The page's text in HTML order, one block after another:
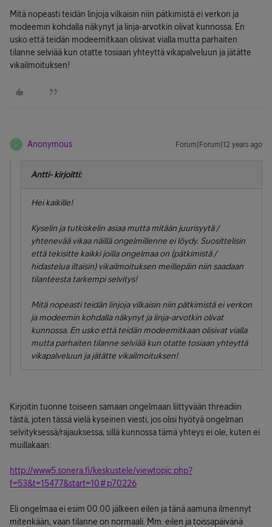
Mitä nopeasti teidän linjoja vilkaisin niin pätkimistä ei verkon ja
modeemin kohdalla näkynyt ja linja-arvotkin olivat kunnossa. En
usko että teidän modeemitkaan olisivat vialla mutta parhaiten
tilanne selviää kun otatte tosiaan yhteyttä vikapalveluun ja jätätte
vikailmoituksen!
A Anonymous Forum|Forum|12 years ago
Antti- kirjoitti:
Hei kaikille!
Kyselin ja tutkiskelin asiaa mutta mitään juurisyytä /
yhtenevää vikaa näillä ongelmillenne ei löydy. Suosittelisin
että tekisitte kaikki joilla ongelmaa on (pätkimistä /
hidastelua iltaisin) vikailmoituksen meillepäin niin saadaan
tilanteesta tarkempi selvitys!
Mitä nopeasti teidän linjoja vilkaisin niin pätkimistä ei verkon
ja modeemin kohdalla näkynyt ja linja-arvotkin olivat
kunnossa. En usko että teidän modeemitkaan olisivat vialla
mutta parhaiten tilanne selviää kun otatte tosiaan yhteyttä
vikapalveluun ja jätätte vikailmoituksen!
Kirjoitin tuonne toiseen samaan ongelmaan liittyvään threadiin
tästä, joten tässä vielä kyseinen viesti, jos olisi hyötyä ongelman
selvityksessä/rajauksessa, sillä kunnossa tämä yhteys ei ole, kuten ei
muillakaan:
http://www5.sonera.fi/keskustele/viewtopic.php?
f=53&t=15477&start=10#p70226
Eli ongelmaa ei esim 00.00 jälkeen eilen ja tänä aamuna ilmennyt
mitenkään, vaan tilanne on normaali. Mm. eilen ja toissapäivänä